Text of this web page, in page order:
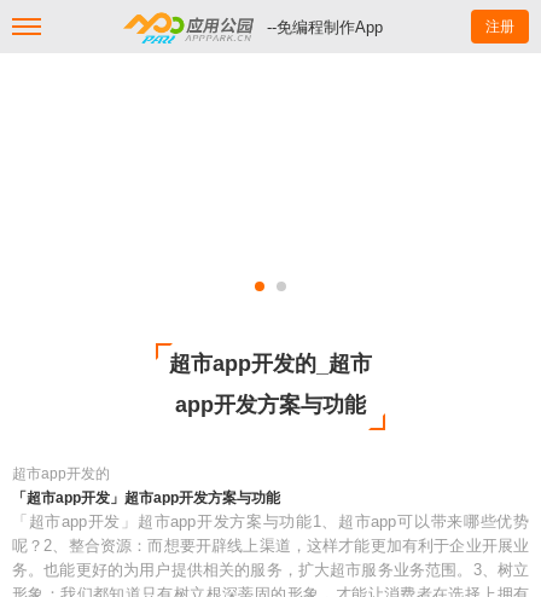
--免编程制作App 注册
超市app开发的_超市
app开发方案与功能
超市app开发的
「超市app开发」超市app开发方案与功能
「超市app开发」超市app开发方案与功能1、超市app可以带来哪些优势
呢？2、整合资源：而想要开辟线上渠道，这样才能更加有利于企业开展业
务。也能更好的为用户提供相关的服务，扩大超市服务业务范围。3、树立